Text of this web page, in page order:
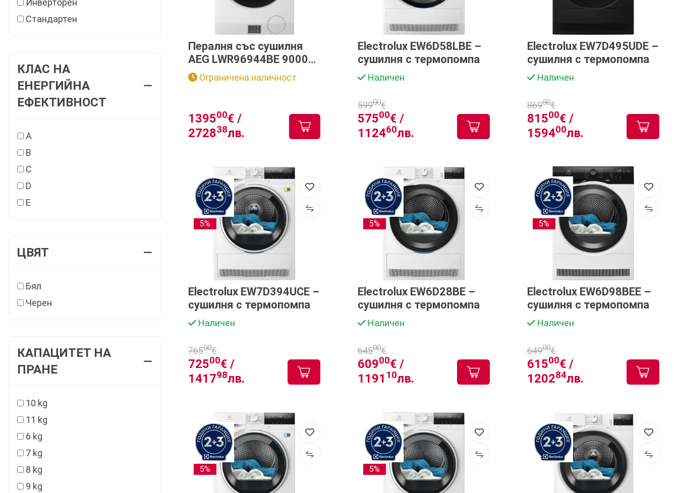
Инверторен
Стандартен
КЛАС НА
ЕНЕРГИЙНА
ЕФЕКТИВНОСТ
A
B
C
D
E
ЦВЯТ
Бял
Черен
КАПАЦИТЕТ НА
ПРАНЕ
10 kg
11 kg
6 kg
7 kg
8 kg
9 kg
Пералня със сушилня
AEG LWR96944BE 9000
AbsoluteCare®
Ограничена наличност
139500€ /
272838лв.
Electrolux EW6D58LBE –
сушилня с термопомпа
Наличен
57500€ /
112460лв.
59900€
Electrolux EW7D495UDE –
сушилня с термопомпа
Наличен
81500€ /
159400лв.
86900€
5%
Electrolux EW7D394UCE –
сушилня с термопомпа
Наличен
72500€ /
141798лв.
76500€
5%
Electrolux EW6D28BE –
сушилня с термопомпа
Наличен
60900€ /
1191 10лв.
64500€
5%
Electrolux EW6D98BEE –
сушилня с термопомпа
Наличен
61500€ /
120284лв.
64900€
5% 5%